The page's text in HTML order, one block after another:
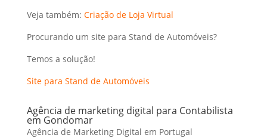
Veja também: Criação de Loja Virtual
Procurando um site para Stand de Automóveis?
Temos a solução!
Site para Stand de Automóveis
Agência de marketing digital para Contabilista
em Gondomar
Agência de Marketing Digital em Portugal